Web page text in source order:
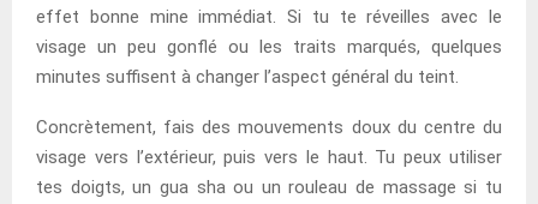
effet bonne mine immédiat. Si tu te réveilles avec le
visage un peu gonflé ou les traits marqués, quelques
minutes suffisent à changer l’aspect général du teint.
Concrètement, fais des mouvements doux du centre du
visage vers l’extérieur, puis vers le haut. Tu peux utiliser
tes doigts, un gua sha ou un rouleau de massage si tu